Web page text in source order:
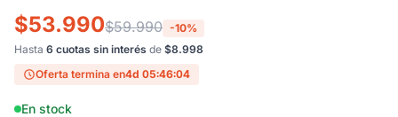
$53.990$59.990 -10%
Hasta 6 cuotas sin interés de $8.998
Oferta termina en4d 05:46:03
En stock